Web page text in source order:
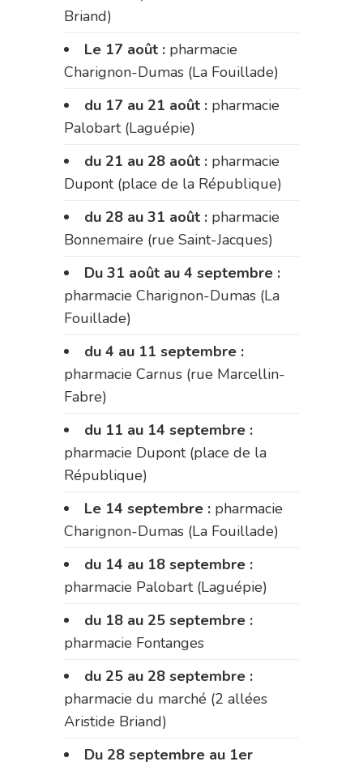
Briand)
Le 17 août : pharmacie
Charignon-Dumas (La Fouillade)
du 17 au 21 août : pharmacie
Palobart (Laguépie)
du 21 au 28 août : pharmacie
Dupont (place de la République)
du 28 au 31 août : pharmacie
Bonnemaire (rue Saint-Jacques)
Du 31 août au 4 septembre :
pharmacie Charignon-Dumas (La
Fouillade)
du 4 au 11 septembre :
pharmacie Carnus (rue Marcellin-
Fabre)
du 11 au 14 septembre :
pharmacie Dupont (place de la
République)
Le 14 septembre : pharmacie
Charignon-Dumas (La Fouillade)
du 14 au 18 septembre :
pharmacie Palobart (Laguépie)
du 18 au 25 septembre :
pharmacie Fontanges
du 25 au 28 septembre :
pharmacie du marché (2 allées
Aristide Briand)
Du 28 septembre au 1er